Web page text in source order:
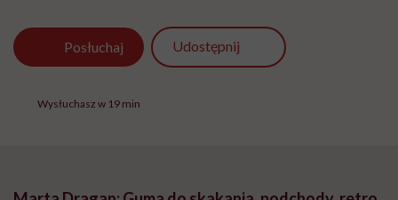
Posłuchaj Udostępnij
Wysłuchasz w 19 min